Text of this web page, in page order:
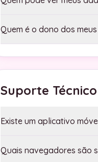
Quem é o dono dos
Suporte Técnico
Existe um aplicativo
Quais navegadores são